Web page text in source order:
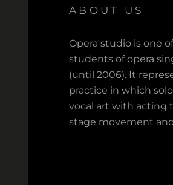
ABOUT US
Opera studio is one
students of opera
(until 2006). It
practice in which
vocal art with acting
stage movement